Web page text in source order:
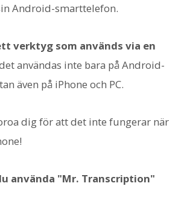
Android-smarttelefon.
verktyg som används via en
användas inte bara på Android-
även på iPhone och PC.
dig för att det inte fungerar när
använda "Mr. Transcription"